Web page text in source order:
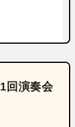
回演奏会